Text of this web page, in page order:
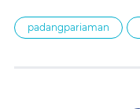
padangpariaman